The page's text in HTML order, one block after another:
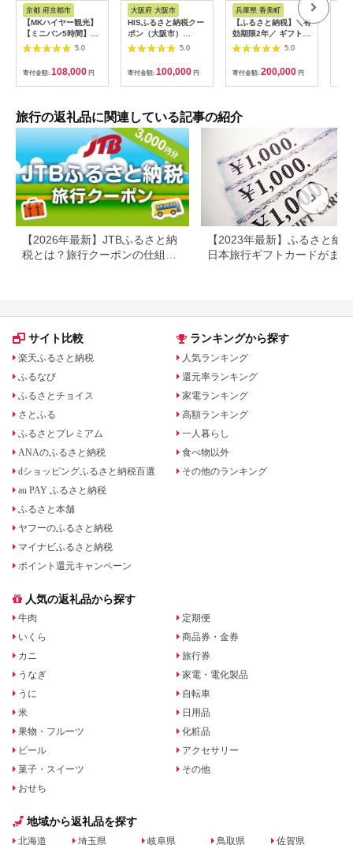
京都 府京都市
【MKハイヤー観光】
【ミニバン5時間】ド
ライバーとめぐるとっ
ておきの京都観光（3
／21-6／20・10／1-
11／30）
5.0
寄付金額: 108,000 円
大阪府 大阪市
HISふるさと納税クー
ポン（大阪市）
30,000円分_OS039-
5.0
寄付金額: 100,000 円
兵庫県 香美町
【ふるさと納税】＼有
効期限2年／ ギフトに
も使える 宿泊補助券
60,000円分 宿泊助成
券 宿泊券 旅 トラベル
旅行券 兵庫県 香美町
カニ 温泉 海 観光 旅
宿 体験 ギフト クーポ
ン 宿泊 お泊り 国内旅
行 但馬牛 旅館 温泉宿
プレゼント 贈答 母の
日 25-09
5.0
寄付金額: 200,000 円
旅行の返礼品に関連している記事の紹介
【2026年最新】JTBふるさと納
税とは？旅行クーポンの仕組
【2023年最新】ふるさと納
日本旅行ギフトカードがまだ
サイト比較
楽天ふるさと納税
ふるなび
ふるさとチョイス
さとふる
ふるさとプレミアム
ANAのふるさと納税
dショッピングふるさと納税百選
au PAY ふるさと納税
ふるさと本舗
ヤフーのふるさと納税
マイナビふるさと納税
ポイント還元キャンペーン
ランキングから探す
人気ランキング
還元率ランキング
家電ランキング
高額ランキング
一人暮らし
食べ物以外
その他のランキング
人気の返礼品から探す
牛肉
いくら
カニ
うなぎ
うに
米
果物・フルーツ
ビール
菓子・スイーツ
おせち
定期便
商品券・金券
旅行券
家電・電化製品
自転車
日用品
化粧品
アクセサリー
その他
地域から返礼品を探す
北海道 埼玉県 岐阜県 鳥取県 佐賀県